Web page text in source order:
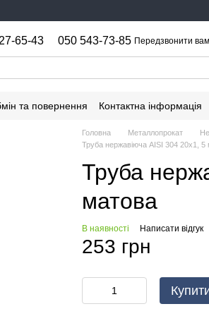
65-43 050 543-73-85 Передзвонити
та повернення Контактна інформація
Головна Металлопрокат
Труба нержавіюча AISI 304 20х1,
Труба
матова
В наявності Написати відгук
253 грн